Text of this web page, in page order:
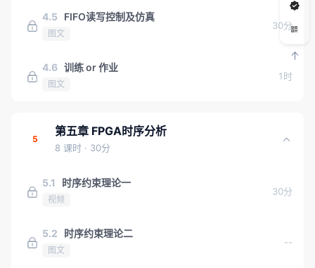
4.5 FIFO读写控制及仿真
图文
30分
4.6 训练 or 作业
图文
1时
5
第五章 FPGA时序分析
8 课时 · 30分
5.1 时序约束理论一
视频
30分
5.2 时序约束理论二
图文
--